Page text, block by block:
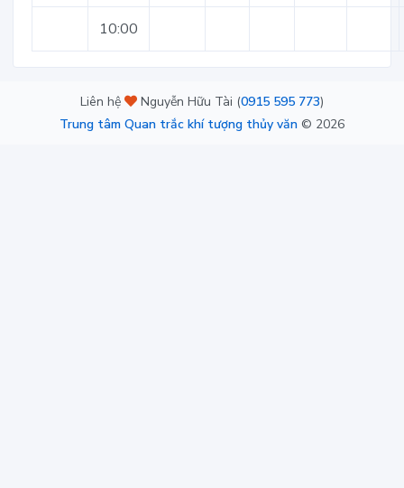
10:00
Liên hệ Nguyễn Hữu Tài (0915 595 773)
Trung tâm Quan trắc khí tượng thủy văn © 2026